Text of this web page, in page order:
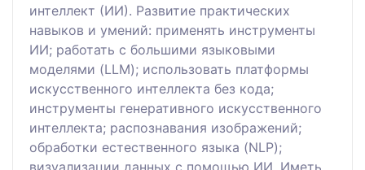
интеллект (ИИ). Развитие практических
навыков и умений: применять инструменты
ИИ; работать с большими языковыми
моделями (LLM); использовать платформы
искусственного интеллекта без кода;
инструменты генеративного искусственного
интеллекта; распознавания изображений;
обработки естественного языка (NLP);
визуализации данных с помощью ИИ. Иметь